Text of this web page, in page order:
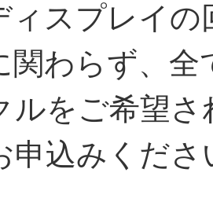
ィスプレイ
関わらず、
ルをご希望
申込みくださ